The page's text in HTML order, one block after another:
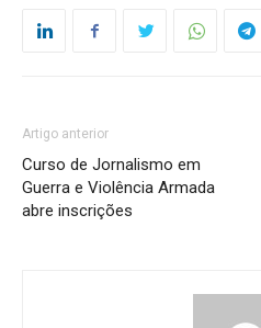
Artigo anterior
Curso de Jornalismo em
Guerra e Violência Armada
abre inscrições